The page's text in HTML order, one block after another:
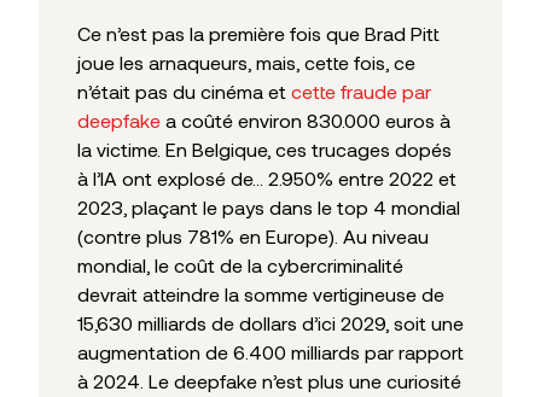
Ce n’est pas la première fois que Brad Pitt
joue les arnaqueurs, mais, cette fois, ce
n’était pas du cinéma et cette fraude par
deepfake a coûté environ 830.000 euros à
la victime. En Belgique, ces trucages dopés
à l’IA ont explosé de… 2.950% entre 2022 et
2023, plaçant le pays dans le top 4 mondial
(contre plus 781% en Europe). Au niveau
mondial, le coût de la cybercriminalité
devrait atteindre la somme vertigineuse de
15,630 milliards de dollars d’ici 2029, soit une
augmentation de 6.400 milliards par rapport
à 2024. Le deepfake n’est plus une curiosité